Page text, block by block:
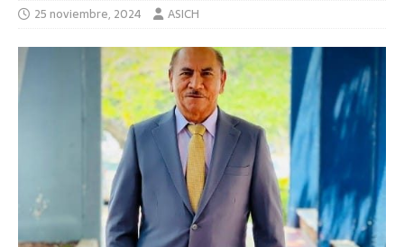
25 noviembre, 2024 ASICH